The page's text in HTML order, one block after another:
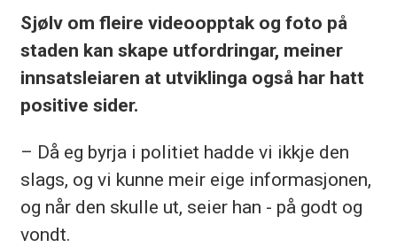
Sjølv om fleire videoopptak og foto på
staden kan skape utfordringar, meiner
innsatsleiaren at utviklinga også har hatt
positive sider.
– Då eg byrja i politiet hadde vi ikkje den
slags, og vi kunne meir eige informasjonen,
og når den skulle ut, seier han - på godt og
vondt.